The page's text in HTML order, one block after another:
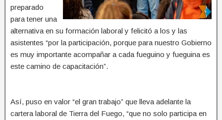
preparado
para tener una
alternativa en su formación laboral y felicitó a los y las
asistentes “por la participación, porque para nuestro Gobierno
es muy importante acompañar a cada fueguino y fueguina es
este camino de capacitación”.
Así, puso en valor “el gran trabajo” que lleva adelante la
cartera laboral de Tierra del Fuego, “que no solo participa en